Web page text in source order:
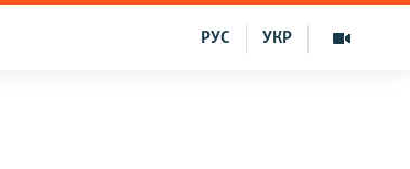
УКР
РУС